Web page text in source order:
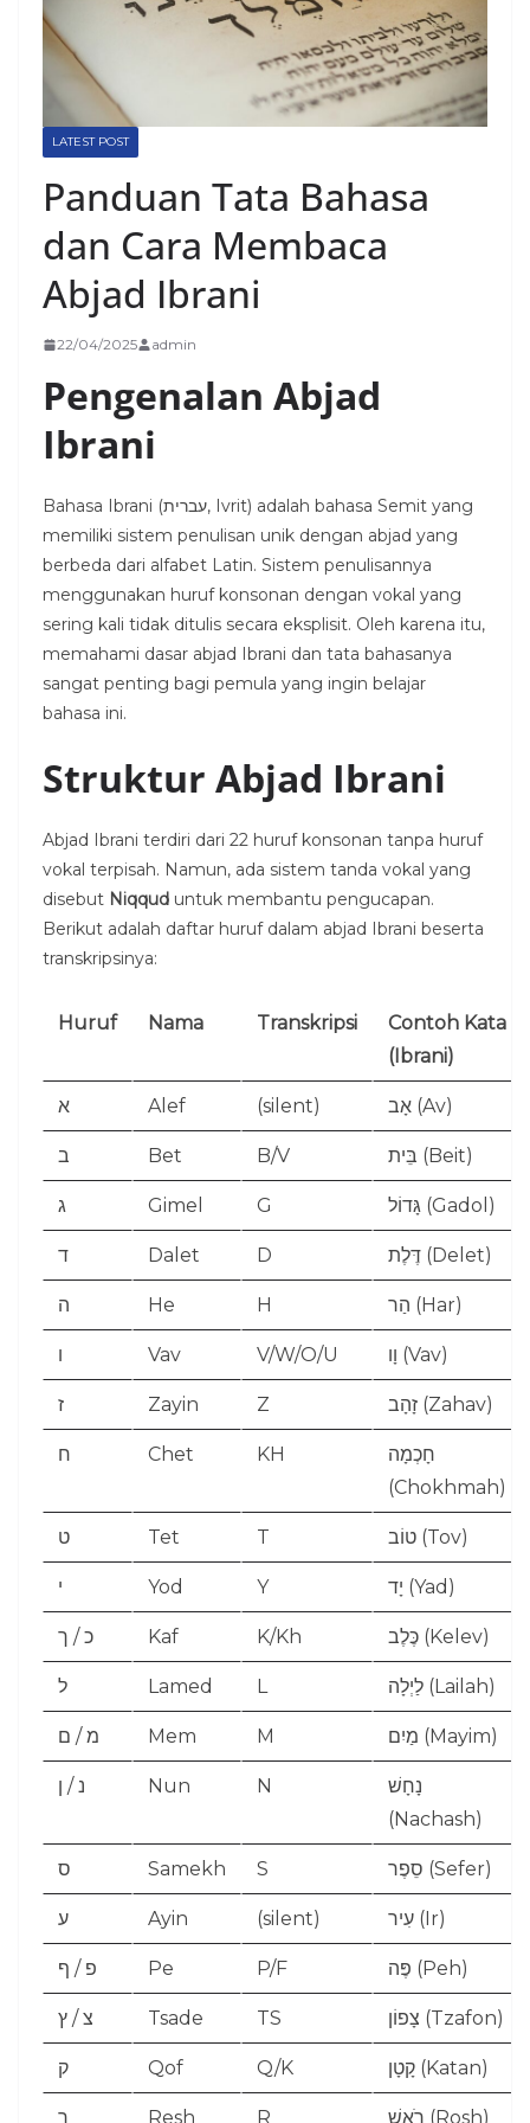
LATEST POST
Panduan Tata Bahasa
dan Cara Membaca
Abjad Ibrani
22/04/2025 admin
Pengenalan Abjad
Ibrani
Bahasa Ibrani (עברית, Ivrit) adalah bahasa Semit yang
memiliki sistem penulisan unik dengan abjad yang
berbeda dari alfabet Latin. Sistem penulisannya
menggunakan huruf konsonan dengan vokal yang
sering kali tidak ditulis secara eksplisit. Oleh karena itu,
memahami dasar abjad Ibrani dan tata bahasanya
sangat penting bagi pemula yang ingin belajar
bahasa ini.
Struktur Abjad Ibrani
Abjad Ibrani terdiri dari 22 huruf konsonan tanpa huruf
vokal terpisah. Namun, ada sistem tanda vokal yang
disebut Niqqud untuk membantu pengucapan.
Berikut adalah daftar huruf dalam abjad Ibrani beserta
transkripsinya:
Huruf Nama Transkripsi
Contoh Kata
(Ibrani)
א Alef (silent) אָב (Av)
ב Bet B/V בֵּית (Beit)
ג Gimel G גָּדוֹל (Gadol)
ד Dalet D דֶּלֶת (Delet)
ה He H הַר (Har)
ו Vav V/W/O/U וָו (Vav)
ז Zayin Z זָהָב (Zahav)
ח Chet KH
חָכְמָה
(Chokhmah)
ט Tet T טוֹב (Tov)
י Yod Y יָד (Yad)
כ / ך Kaf K/Kh כֶּלֶב (Kelev)
ל Lamed L לַיְלָה (Lailah)
מ / ם Mem M מַיִם (Mayim)
נ / ן Nun N
נָחָשׁ
(Nachash)
ס Samekh S סֵפֶר (Sefer)
ע Ayin (silent) עִיר (Ir)
פ / ף Pe P/F פֶּה (Peh)
צ / ץ Tsade TS צָפוֹן (Tzafon)
ק Qof Q/K קָטָן (Katan)
ר Resh R רֹאשׁ (Rosh)